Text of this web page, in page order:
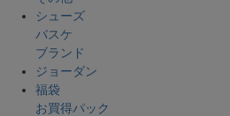
シューズ
バスケ
ブランド
ジョーダン
福袋
お買得パック